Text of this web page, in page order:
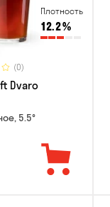
Плотность
12.2%
(0)
Dvaro
5.5°